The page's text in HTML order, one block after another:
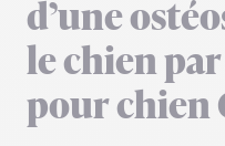
d’une
le chien
pour chien